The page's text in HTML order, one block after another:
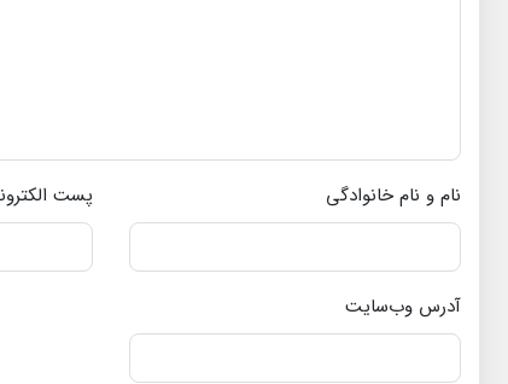
نام و نام خانوادگی پست
آدرس وب‌سایت